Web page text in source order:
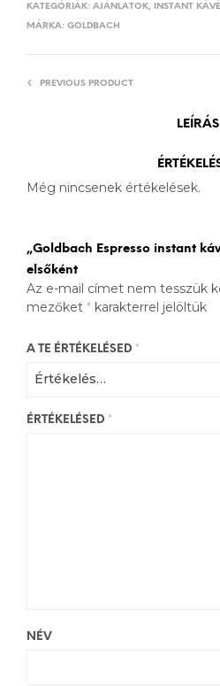
KATEGÓRIÁK: AJÁNLATOK,
INSTANT KÁVÉ
MÁRKA: GOLDBACH
PREVIOUS PRODUCT
LEÍRÁS
Még nincsenek értékelések.
„Goldbach Espresso instant
elsőként
Az e-mail címet nem tesszük
mezőket * karakterrel jelöltük
A TE ÉRTÉKELÉSED *
ÉRTÉKELÉSED *
NÉV